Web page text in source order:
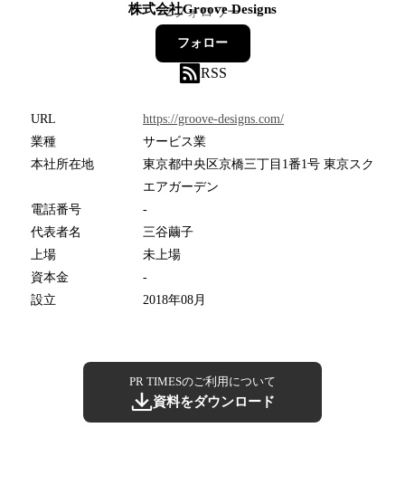
株式会社Groove Designs
2フォロワー
フォロー
RSS
URL
https://groove-designs.com/
業種
サービス業
本社所在地
東京都中央区京橋三丁目1番1号 東京スク
エアガーデン
電話番号
-
代表者名
三谷繭子
上場
未上場
資本金
-
設立
2018年08月
PR TIMESのご利用について
資料をダウンロード